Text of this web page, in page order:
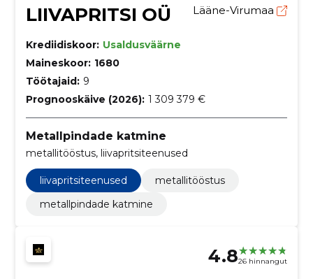
LIIVAPRITSI OÜ Lääne-Virumaa
Krediidiskoor: Usaldusväärne
Maineskoor: 1680
Töötajaid: 9
Prognooskäive (2026): 1 309 379 €
Metallpindade katmine
metallitööstus, liivapritsiteenused
liivapritsiteenused
metallitööstus
metallpindade katmine
4.826 hinnangut